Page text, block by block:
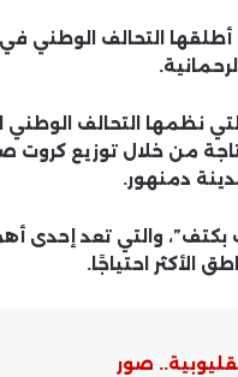
التحالف الوطني في
نظمها التحالف الوطني
من خلال توزيع
دمنهور.
والتي تعد إحدى أهم
الأكثر احتياجًا.
«الرواق
الشيخ..
الرابعة
الوادي
تكنولوجي